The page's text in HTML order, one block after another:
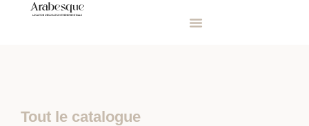
Tout le catalogue